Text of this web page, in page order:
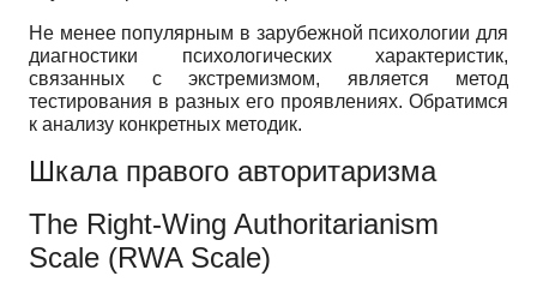
Не менее популярным в зарубежной психологии для
диагностики психологических характеристик,
связанных с экстремизмом, является метод
тестирования в разных его проявлениях. Обратимся
к анализу конкретных методик.
Шкала правого авторитаризма
The Right-Wing Authoritarianism
Scale (RWA Scale)